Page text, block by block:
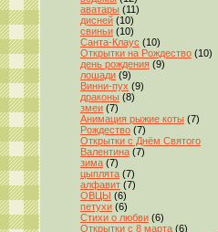
аватары (11)
дисней (10)
свиньи (10)
Санта-Клаус (10)
Открытки на Рождество (10)
день рождения (9)
лошади (9)
Винни-пух (9)
драконы (8)
змеи (7)
Анимация рыжие коты (7)
Рождество (7)
Открытки с Днём Святого
Валентина (7)
зима (7)
цыплята (7)
алфавит (7)
ОВЦЫ (6)
петухи (6)
Стихи о любви (6)
Открытки с 8 марта (6)